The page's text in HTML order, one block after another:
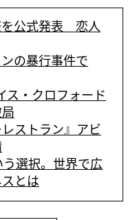
を公式発表 恋人
の暴行事件で
・クロフォード
ストラン』アビ
選択。世界で広
とは